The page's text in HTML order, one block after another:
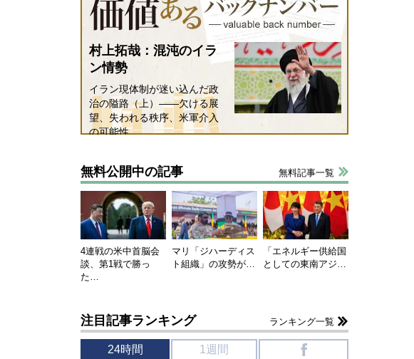
村上拓哉：混沌のイラ
ン情勢
イラン現体制が迷い込んだ政
治の隘路（上）――欠ける展
望、失われる秩序、米軍介入
の可能性
無料公開中の記事 無料記事一覧
4連戦の米中首脳会
談、第1戦で勝っ
た…
マリ「ジハーディス
ト組織」の攻勢が…
「エネルギー供給国
としての東南アジ…
注目記事ランキング ランキング一覧
24時間 1週間